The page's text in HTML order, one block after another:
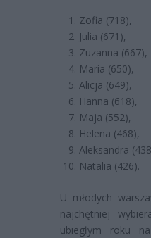
Zofia (718),
Julia (671),
Zuzanna (667),
Maria (650),
Alicja (649),
Hanna (618),
Maja (552),
Helena (468),
Aleksandra
Natalia (426).
U młodych
najchętniej
ubiegłym roku